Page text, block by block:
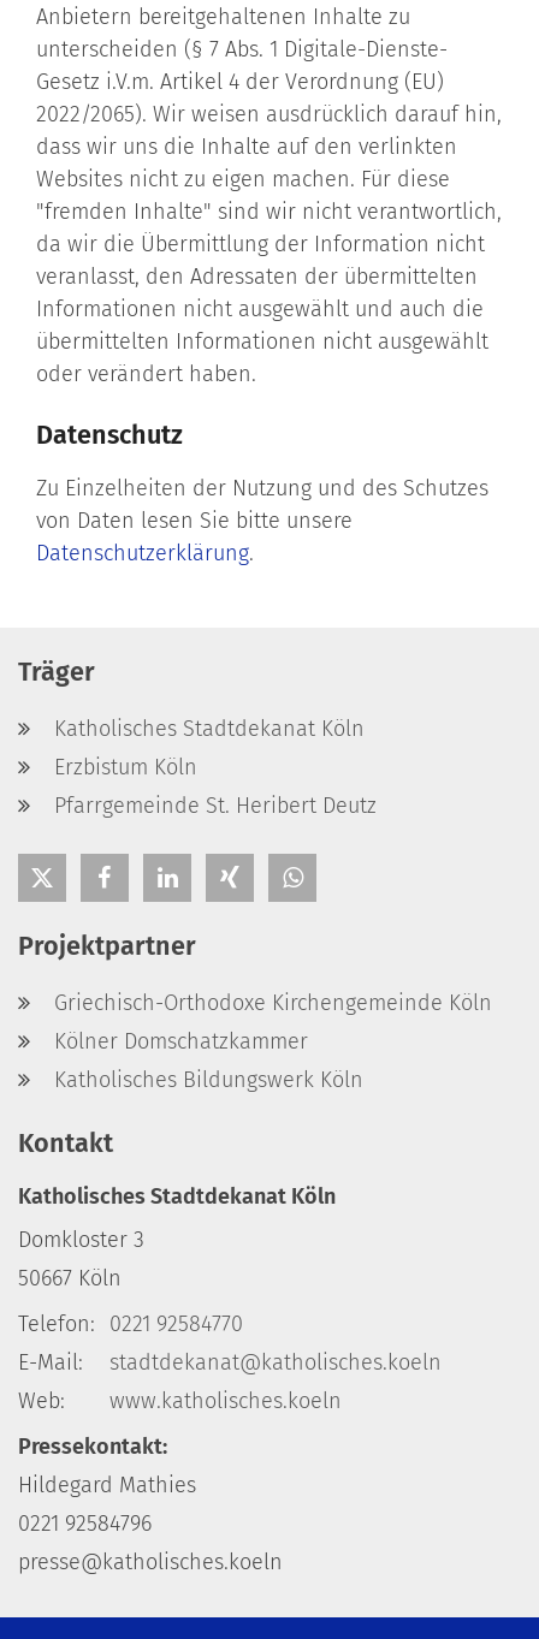
Anbietern bereitgehaltenen Inhalte zu
unterscheiden (§ 7 Abs. 1 Digitale-Dienste-
Gesetz i.V.m. Artikel 4 der Verordnung (EU)
2022/2065). Wir weisen ausdrücklich darauf hin,
dass wir uns die Inhalte auf den verlinkten
Websites nicht zu eigen machen. Für diese
"fremden Inhalte" sind wir nicht verantwortlich,
da wir die Übermittlung der Information nicht
veranlasst, den Adressaten der übermittelten
Informationen nicht ausgewählt und auch die
übermittelten Informationen nicht ausgewählt
oder verändert haben.
Datenschutz
Zu Einzelheiten der Nutzung und des Schutzes
von Daten lesen Sie bitte unsere
Datenschutzerklärung.
Träger
Katholisches Stadtdekanat Köln
Erzbistum Köln
Pfarrgemeinde St. Heribert Deutz
Projektpartner
Griechisch-Orthodoxe Kirchengemeinde Köln
Kölner Domschatzkammer
Katholisches Bildungswerk Köln
Kontakt
Katholisches Stadtdekanat Köln
Domkloster 3
50667 Köln
Telefon:
0221 92584770
E-Mail:
stadtdekanat@katholisches.koeln
Web:
www.katholisches.koeln
Pressekontakt:
Hildegard Mathies
0221 92584796
presse@katholisches.koeln